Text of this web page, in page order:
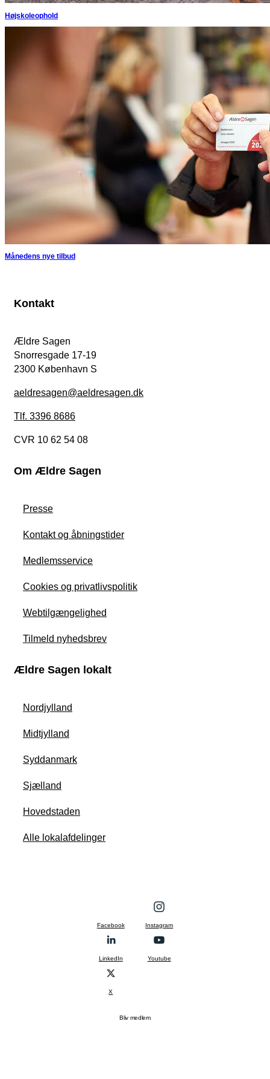
Højskoleophold
Månedens nye tilbud
Kontakt
Ældre Sagen
Snorresgade 17-19
2300 København S
aeldresagen@aeldresagen.dk
Tlf. 3396 8686
CVR 10 62 54 08
Om Ældre Sagen
Presse
Kontakt og åbningstider
Medlemsservice
Cookies og privatlivspolitik
Webtilgængelighed
Tilmeld nyhedsbrev
Ældre Sagen lokalt
Nordjylland
Midtjylland
Syddanmark
Sjælland
Hovedstaden
Alle lokalafdelinger
Facebook Instagram
LinkedIn Youtube
X
Bliv medlem